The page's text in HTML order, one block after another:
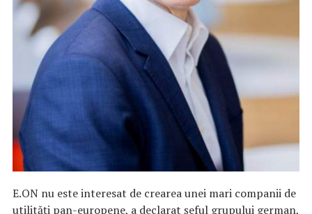
E.ON nu este interesat de crearea unei mari companii de
utilităţi pan-europene, a declarat şeful grupului german,